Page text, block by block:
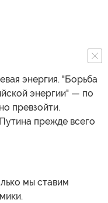
энергия. "Борьба
энергии" — по
превзойти.
прежде всего
мы ставим